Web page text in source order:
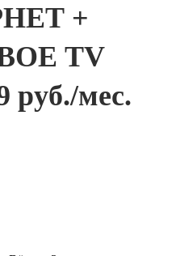
+
TV
руб./мес.